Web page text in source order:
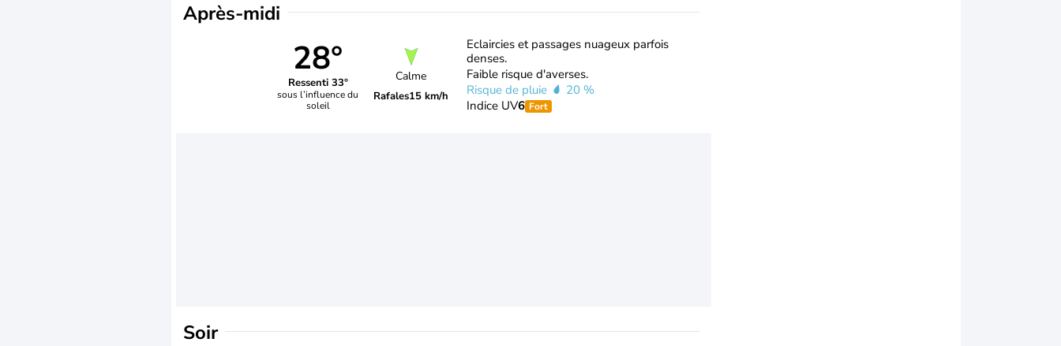
Après-midi
28°
Ressenti 33°
sous l’influence du
soleil
Calme
Rafales15 km/h
Eclaircies et passages nuageux parfois
denses.
Faible risque d'averses.
Risque de pluie
20 %
Indice UV6 Fort
Soir